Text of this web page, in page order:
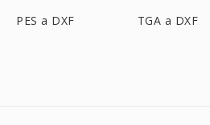
PES a DXF TGA a DXF